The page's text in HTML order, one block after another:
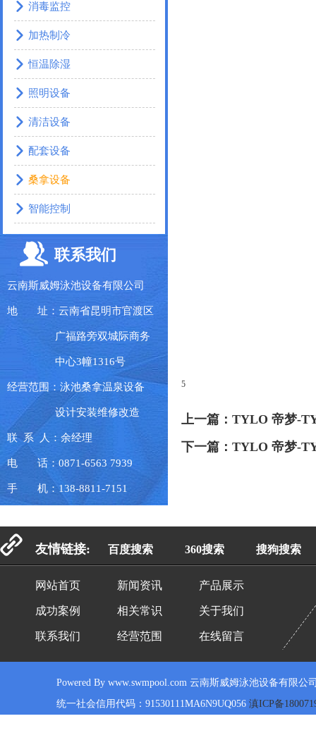
消毒监控
加热制冷
恒温除湿
照明设备
清洁设备
配套设备
桑拿设备
智能控制
联系我们
云南斯威姆泳池设备有限公司
地 址：云南省昆明市官渡区
广福路旁双城际商务
中心3幢1316号
经营范围：泳池桑拿温泉设备
设计安装维修改造
联 系 人：余经理
电 话：0871-6563 7939
手 机：138-8811-7151
5
上一篇： TYLO 帝梦-
下一篇： TYLO 帝梦-
友情链接: 百度搜索 360搜索 搜狗搜索
网站首页 新闻资讯 产品展示
成功案例 相关常识 关于我们
联系我们 经营范围 在线留言
Powered By www.swmpool.com 云南斯威姆泳池设备有限公
统一社会信用代码：91530111MA6N9UQ056 滇ICP备